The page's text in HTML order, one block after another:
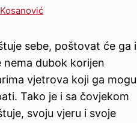
sebe, poštovat će ga i
nema dubok korijen
vjetrova koji ga mogu
Tako je i sa čovjekom
svoju vjeru i svoje